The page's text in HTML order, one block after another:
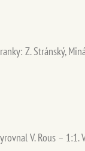
Z. Stránský,
V. Rous – 1:1.